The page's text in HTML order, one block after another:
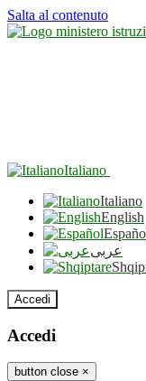
Salta al contenuto
Italiano
Italiano
English
عربى
Accedi
Accedi
button close ×